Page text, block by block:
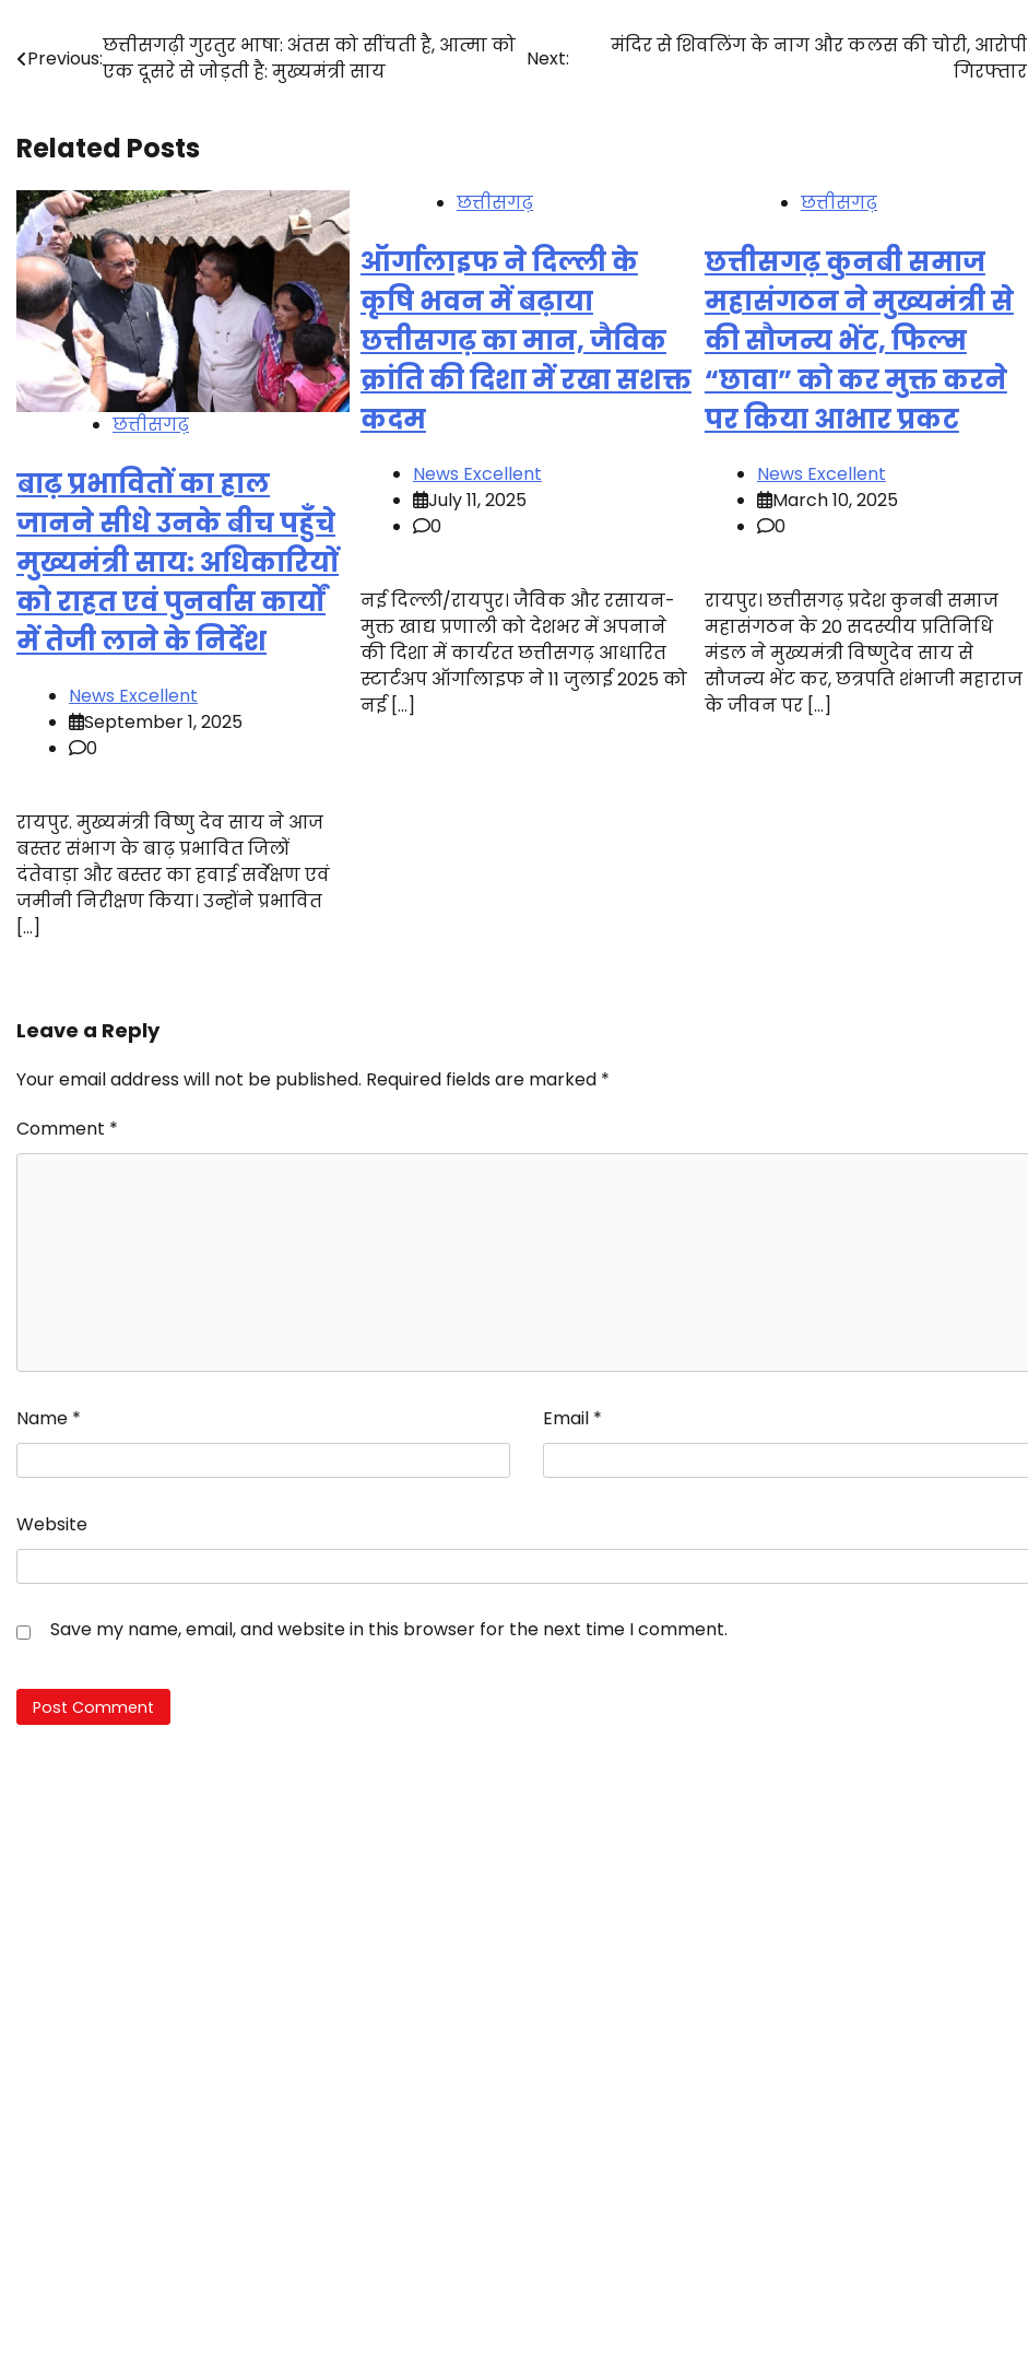
Post
navigation
Previous:
छत्तीसगढ़ी गुरतुर भाषा: अंतस को सींचती है, आत्मा को
एक दूसरे से जोड़ती है: मुख्यमंत्री साय
Next:
मंदिर से शिवलिंग के नाग और कलस की चोरी, आरोपी
गिरफ्तार
Related Posts
छत्तीसगढ़
बाढ़ प्रभावितों का हाल
जानने सीधे उनके बीच पहुँचे
मुख्यमंत्री साय: अधिकारियों
को राहत एवं पुनर्वास कार्यों
में तेजी लाने के निर्देश
News Excellent
September 1, 2025
0
रायपुर. मुख्यमंत्री विष्णु देव साय ने आज
बस्तर संभाग के बाढ़ प्रभावित जिलों
दंतेवाड़ा और बस्तर का हवाई सर्वेक्षण एवं
जमीनी निरीक्षण किया। उन्होंने प्रभावित
[…]
छत्तीसगढ़
ऑर्गालाइफ ने दिल्ली के
कृषि भवन में बढ़ाया
छत्तीसगढ़ का मान, जैविक
क्रांति की दिशा में रखा सशक्त
कदम
News Excellent
July 11, 2025
0
नई दिल्ली/रायपुर। जैविक और रसायन-
मुक्त खाद्य प्रणाली को देशभर में अपनाने
की दिशा में कार्यरत छत्तीसगढ़ आधारित
स्टार्टअप ऑर्गालाइफ ने 11 जुलाई 2025 को
नई […]
छत्तीसगढ़
छत्तीसगढ़ कुनबी समाज
महासंगठन ने मुख्यमंत्री से
की सौजन्य भेंट, फिल्म
“छावा” को कर मुक्त करने
पर किया आभार प्रकट
News Excellent
March 10, 2025
0
रायपुर। छत्तीसगढ़ प्रदेश कुनबी समाज
महासंगठन के 20 सदस्यीय प्रतिनिधि
मंडल ने मुख्यमंत्री विष्णुदेव साय से
सौजन्य भेंट कर, छत्रपति शंभाजी महाराज
के जीवन पर […]
Leave a Reply
Your email address will not be published. Required fields are marked *
Comment *
Name * Email *
Website
Save my name, email, and website in this browser for the next time I comment.